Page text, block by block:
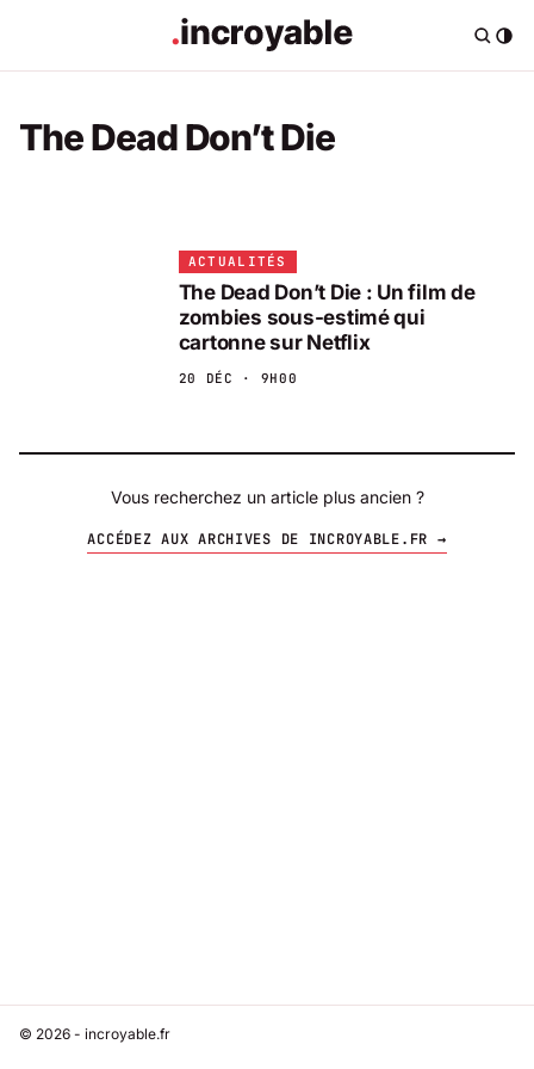
The Dead Don’t Die
ACTUALITÉS
The Dead Don’t Die : Un film de
zombies sous-estimé qui
cartonne sur Netflix
20 DÉC · 9H00
Vous recherchez un article plus ancien ?
ACCÉDEZ AUX ARCHIVES DE INCROYABLE.FR →
© 2026 - incroyable.fr